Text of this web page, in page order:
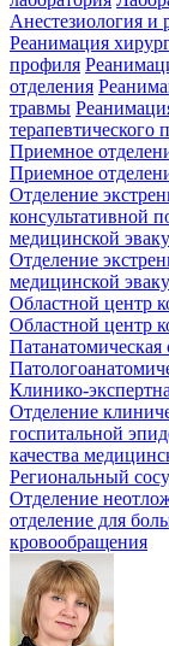
Анестезиология и
Реанимация
профиля
отделения
травмы
терапевтического
Приемное
Приемное
Отделение
консультативной
медицинской
Отделение
медицинской
Областной центр
Областной центр
Патанатомическая
Клинико-
Отделение
госпитальной
качества
Региональный
Отделение
отделение для
кровообращения